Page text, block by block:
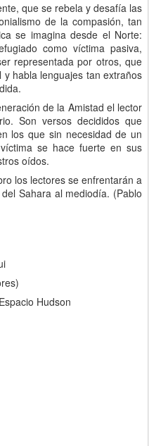
que se rebela y desafía las
de la compasión, tan
se imagina desde el Norte:
como víctima pasiva,
representada por otros, que
habla lenguajes tan extraños
de la Amistad el lector
Son versos decididos que
los que sin necesidad de un
se hace fuerte en sus
oídos.
los lectores se enfrentarán a
Sahara al mediodía. (Pablo
Hudson